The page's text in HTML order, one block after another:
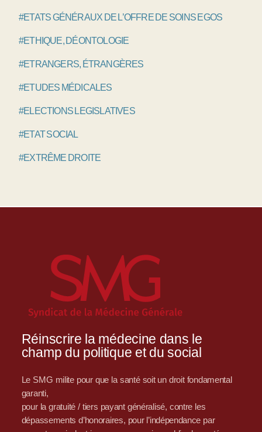
#ETATS GÉNÉRAUX DE L’OFFRE DE SOINS EGOS
#ETHIQUE, DÉONTOLOGIE
#ETRANGERS, ÉTRANGÈRES
#ETUDES MÉDICALES
#ELECTIONS LEGISLATIVES
#ETAT SOCIAL
#EXTRÊME DROITE
Réinscrire la médecine dans le
champ du politique et du social
Le SMG milite pour que la santé soit un droit fondamental
garanti,
pour la gratuité / tiers payant généralisé, contre les
dépassements d’honoraires, pour l’indépendance par